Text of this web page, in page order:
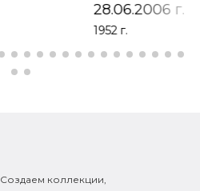
28.06.2006 г.
1952 г.
Создаем коллекции,